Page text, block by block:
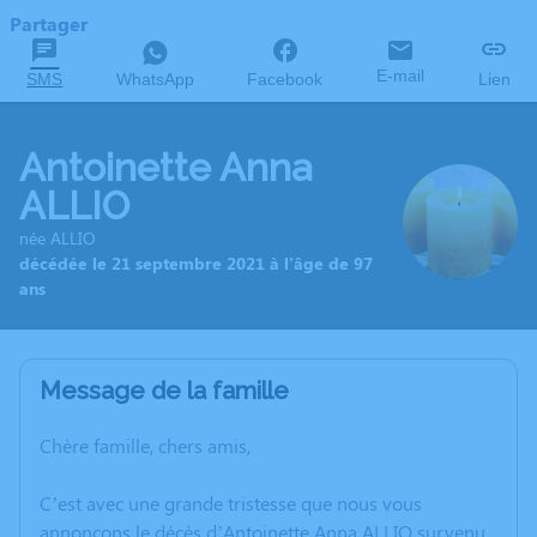
Partager
SMS WhatsApp Facebook E-mail Lien
Antoinette Anna
ALLIO
née ALLIO
décédée le 21 septembre 2021 à l'âge de 97
ans
Message de la famille
Chère famille, chers amis,
C’est avec une grande tristesse que nous vous
annonçons le décès d’Antoinette Anna ALLIO survenu